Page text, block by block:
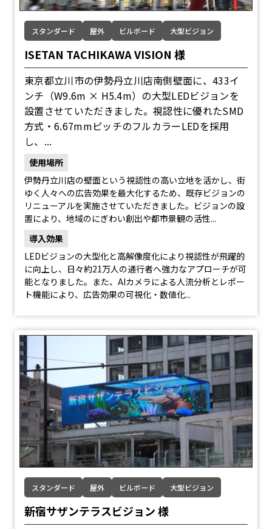
スタンダード 屋外 ビルボード 大型ビジョン
ISETAN TACHIKAWA VISION 様
東京都立川市の伊勢丹立川店南側壁面に、433イ
ンチ（W9.6m × H5.4m）の大型LEDビジョンを
設置させていただきました。視認性に優れたSMD
方式・6.67mmピッチのフルカラーLEDを採用
し、...
使用場所
伊勢丹立川店の壁面という視認性の高い立地を活かし、街
ゆく人々への広告効果を最大化するため、既存ビジョンの
リニューアルを実施させていただきました。ビジョンの設
置により、地域のにぎわい創出や都市景観の活性...
導入効果
LEDビジョンの大型化と高解像度化により視認性が飛躍的
に向上し、日々約21万人の通行者へ強力なアプローチが可
能となりました。また、AIカメラによる人流分析とレポー
ト機能により、広告効果の可視化・数値化...
スタンダード 屋外 ビルボード 大型ビジョン
新宿サザンテラスビジョン 様